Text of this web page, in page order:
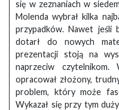
się w zeznaniach w
Molenda wybrał kilka
przypadków. Nawet jeśli
dotarł do nowych
prezentacji stoją na
naprzeciw
opracował złożony,
problem, który może
Wykazał się przy tym